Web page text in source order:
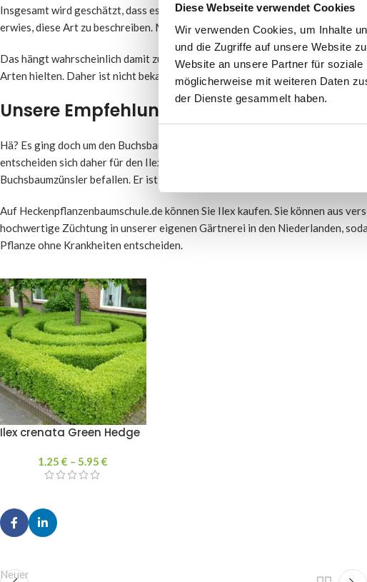
Diese Webseite verwendet Cookies
Wir verwenden Cookies, um Inhalte
und die Zugriffe auf unsere Website
Website an unsere Partner für
möglicherweise mit weiteren Daten
der Dienste gesammelt haben.
Insgesamt wird geschätzt, dass es etwa 30 bis 90 Buxus-Arten gibt. Auffällig
erwies, diese Art zu beschreiben. Man geht daher davon aus, dass dieselbe
Das hängt wahrscheinlich damit zusammen, dass „Entdecker” (zu Unrecht)
Arten hielten. Daher ist nicht bekannt, wie viele Buchsbaumarten es
Unsere Empfehlung: Ilex crenata Green
Hä? Es ging doch um den Buchsbaum? Stimmt, aber der Buchsbaum wird
entscheiden sich daher für den Ilex crenata Green Hedge. Der Ilex sieht dem
Buchsbaumzünsler befallen. Er ist leicht zu schneiden und zu pflegen. Hier
Auf Heckenpflanzenbaumschule.de können Sie Ilex kaufen. Sie können aus
hochwertige Züchtung in unserer eigenen Gärtnerei in den Niederlanden,
Pflanze ohne Krankheiten entscheiden.
Ilex crenata Green Hedge
1.25€ –5.95€
Neuer